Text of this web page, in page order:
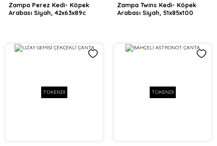
Zampa Perez Kedi- Köpek
Arabası Siyah, 42x63x89c
Zampa Twins Kedi- Köpek
Arabası Siyah, 51x85x100
TÜKENDİ TÜKENDİ